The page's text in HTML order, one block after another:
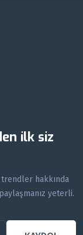
ilk siz
hakkında
yeterli.